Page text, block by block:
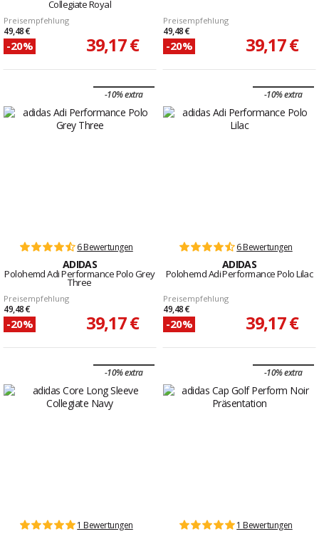
Collegiate Royal
Preisempfehlung
49,48 €
-20% 39,17 €
Preisempfehlung
49,48 €
-20% 39,17 €
-10% extra
6 Bewertungen
ADIDAS
Polohemd Adi Performance Polo Grey
Three
Preisempfehlung
49,48 €
-20% 39,17 €
-10% extra
6 Bewertungen
ADIDAS
Polohemd Adi Performance Polo Lilac
Preisempfehlung
49,48 €
-20% 39,17 €
-10% extra
1 Bewertungen
-10% extra
1 Bewertungen